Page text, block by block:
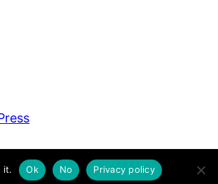
it. Ok No Privacy policy